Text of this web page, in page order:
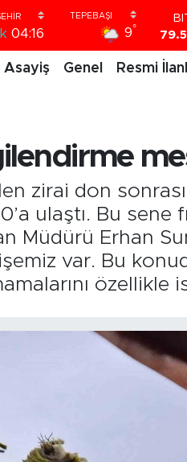
04:16 9°
Asayiş Genel Resmi
zirai don
ulaştı. Bu sene
Müdürü Erhan
var. Bu
özellikle